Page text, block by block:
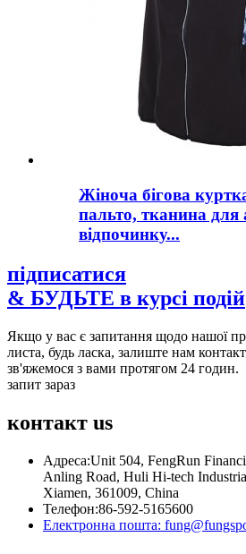
Жіноча бігова
пальто, тканина для
відпочинку...
підписатися
& БУДЬТЕ в курсі подій
Якщо у вас є запитання щодо нашої
листа, будь ласка, залиште нам
зв'яжемося з вами протягом 24 годин.
запит зараз
контакт us
Адреса:Unit 504, FengRun
Anling Road, Huli Hi-tech
Xiamen, 361009, China
Телефон:86-592-5165600
Електронна пошта: